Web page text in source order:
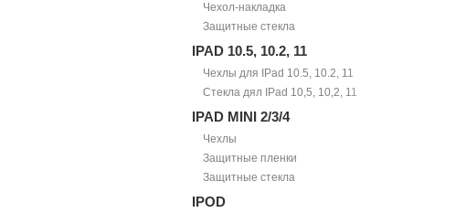
Чехол-накладка
Защитные стекла
IPAD 10.5, 10.2, 11
Чехлы для IPad 10.5, 10.2, 11
Стекла дял IPad 10,5, 10,2, 11
IPAD MINI 2/3/4
Чехлы
Защитные пленки
Защитные стекла
IPOD